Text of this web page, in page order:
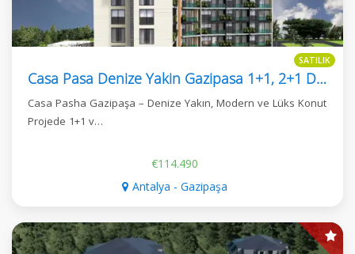
SATILIK
Casa Pasa Denize Yakin Gazipasa 1+1, 2+1 Daireler
Casa Pasha Gazipaşa – Denize Yakın, Modern ve Lüks Konut
Projede 1+1 v…
€114.490
Antalya - Gazipaşa